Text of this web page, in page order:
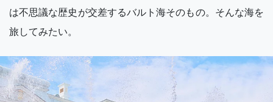
は不思議な歴史が交差するバルト海そのもの。そんな海を
旅してみたい。